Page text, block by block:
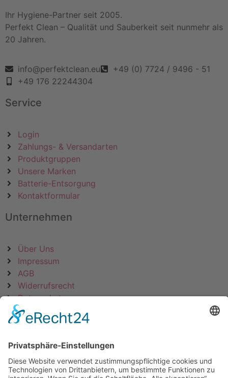
Ihr Hygiene-Partner seit 2005.
Perfekt Clean – Qualität und Sauberkeit seit nunmehr als
20 Jahren.
info@perfektclean.eu
+49 (0) 7724 / 9496 - 51
+49 176 22244304
Service
Login
Zahlungs- & Versandarten
Produktgruppen
Unsere Marken
Batterie-Entsorgung
Kontaktformular
Unternehmen
Über Uns
Impressum
AGB
Widerrufsrecht
Datenschutz